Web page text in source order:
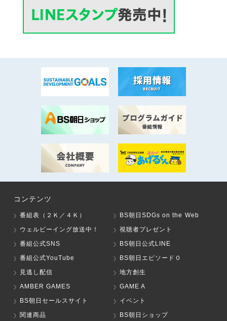
コンテンツ
番組表（２Ｋ／４Ｋ）
BS朝日SDGs on the Web
ウェルビーイング放送中！
視聴者プレゼント
番組公式SNS
BS朝日公式LINE
番組公式YouTube
BS朝日エピソード０
見逃し配信
地方創生
AMBER GAMES
GAME A
BS朝日セールスサイト
イベント
関連商品
BS朝日ショップ